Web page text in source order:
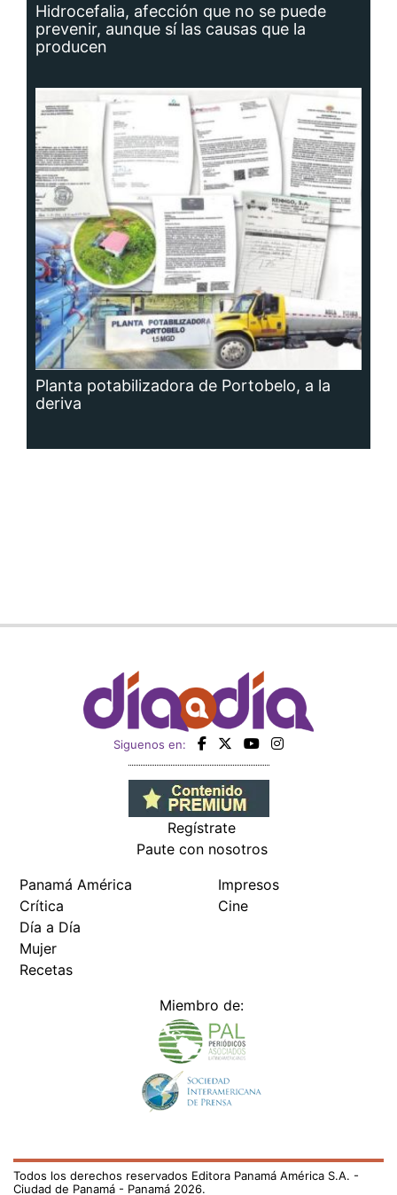
Hidrocefalia, afección que no se puede
prevenir, aunque sí las causas que la
producen
Planta potabilizadora de Portobelo, a la
deriva
Siguenos en:
Regístrate
Paute con nosotros
Panamá América
Crítica
Día a Día
Mujer
Recetas
Impresos
Cine
Miembro de:
Todos los derechos reservados Editora Panamá América S.A. -
Ciudad de Panamá - Panamá 2026.